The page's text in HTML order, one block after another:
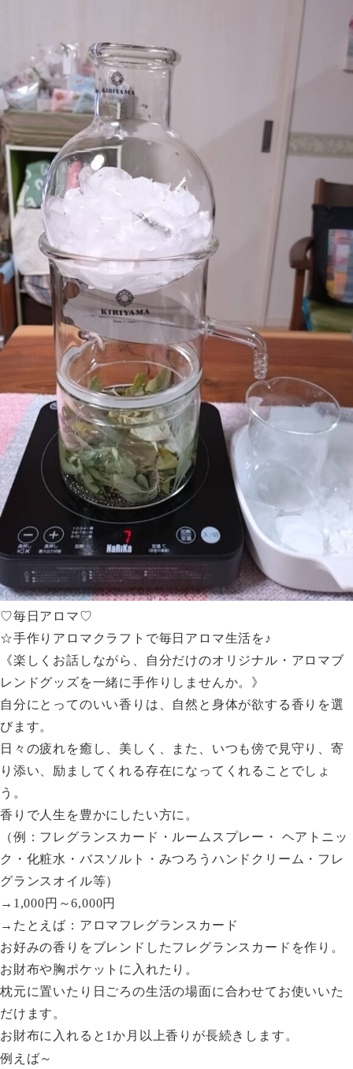
♡毎日アロマ♡
☆手作りアロマクラフトで毎日アロマ生活を♪
《楽しくお話しながら、自分だけのオリジナル・アロマブ
レンドグッズを一緒に手作りしませんか。》
自分にとってのいい香りは、自然と身体が欲する香りを選
びます。
日々の疲れを癒し、美しく、また、いつも傍で見守り、寄
り添い、励ましてくれる存在になってくれることでしょ
う。
香りで人生を豊かにしたい方に。
（例：フレグランスカード・ルームスプレー・ ヘアトニッ
ク・化粧水・バスソルト・みつろうハンドクリーム・フレ
グランスオイル等）
→1,000円～6,000円
→たとえば：アロマフレグランスカード
お好みの香りをブレンドしたフレグランスカードを作り。
お財布や胸ポケットに入れたり。
枕元に置いたり日ごろの生活の場面に合わせてお使いいた
だけます。
お財布に入れると1か月以上香りが長続きします。
例えば～